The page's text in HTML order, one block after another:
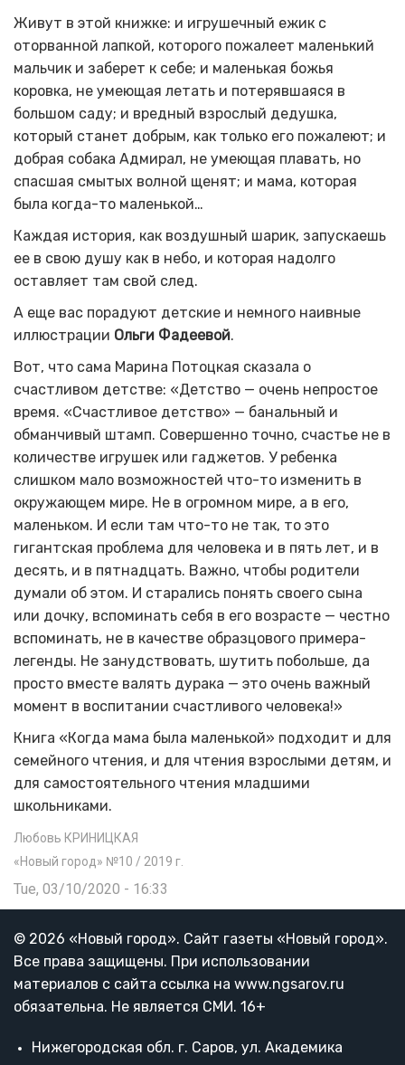
Живут в этой книжке: и игрушечный ежик с
оторванной лапкой, которого пожалеет маленький
мальчик и заберет к себе; и маленькая божья
коровка, не умеющая летать и потерявшаяся в
большом саду; и вредный взрослый дедушка,
который станет добрым, как только его пожалеют; и
добрая собака Адмирал, не умеющая плавать, но
спасшая смытых волной щенят; и мама, которая
была когда-то маленькой…
Каждая история, как воздушный шарик, запускаешь
ее в свою душу как в небо, и которая надолго
оставляет там свой след.
А еще вас порадуют детские и немного наивные
иллюстрации Ольги Фадеевой.
Вот, что сама Марина Потоцкая сказала о
счастливом детстве: «Детство — очень непростое
время. «Счастливое детство» — банальный и
обманчивый штамп. Совершенно точно, счастье не в
количестве игрушек или гаджетов. У ребенка
слишком мало возможностей что-то изменить в
окружающем мире. Не в огромном мире, а в его,
маленьком. И если там что-то не так, то это
гигантская проблема для человека и в пять лет, и в
десять, и в пятнадцать. Важно, чтобы родители
думали об этом. И старались понять своего сына
или дочку, вспоминать себя в его возрасте — честно
вспоминать, не в качестве образцового примера-
легенды. Не занудствовать, шутить побольше, да
просто вместе валять дурака — это очень важный
момент в воспитании счастливого человека!»
Книга «Когда мама была маленькой» подходит и для
семейного чтения, и для чтения взрослыми детям, и
для самостоятельного чтения младшими
школьниками.
Любовь КРИНИЦКАЯ
«Новый город» №10 / 2019 г.
Tue, 03/10/2020 - 16:33
© 2026 «Новый город». Cайт газеты «Новый город».
Все права защищены. При использовании
материалов с сайта ссылка на www.ngsarov.ru
обязательна. Не является СМИ. 16+
Нижегородская обл. г. Саров, ул. Академика